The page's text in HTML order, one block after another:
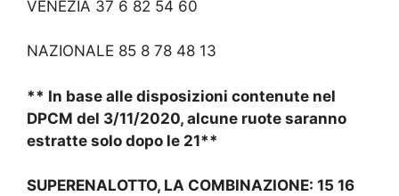
VENEZIA 37 6 82 54 60
NAZIONALE 85 8 78 48 13
** In base alle disposizioni contenute nel
DPCM del 3/11/2020, alcune ruote saranno
estratte solo dopo le 21**
SUPERENALOTTO, LA COMBINAZIONE: 15 16